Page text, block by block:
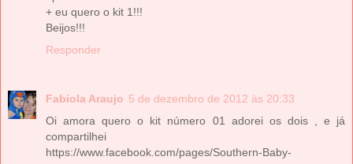
+ eu quero o kit 1!!!
Beijos!!!
Responder
Fabiola Araujo 5 de dezembro de 2012 às 20:33
Oi amora quero o kit número 01 adorei os dois , e já
compartilhei
https://www.facebook.com/pages/Southern-Baby-